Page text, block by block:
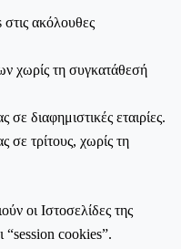
ακόλουθες
χωρίς τη συγκατάθεσή
διαφημιστικές εταιρίες.
σε τρίτους, χωρίς τη
οι Ιστοσελίδες της
“session cookies”.